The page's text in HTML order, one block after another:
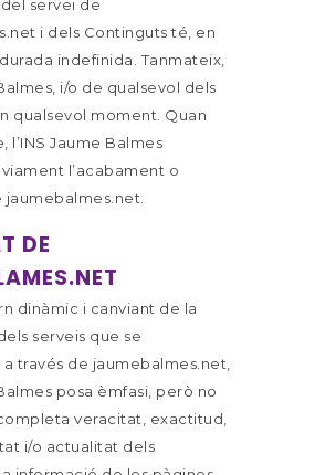
servei de
i dels Continguts té, en
indefinida. Tanmateix,
i/o de qualsevol dels
qualsevol moment. Quan
l’INS Jaume Balmes
l’acabament o
jaumebalmes.net.
DE
dinàmic i canviant de la
serveis que se
través de jaumebalmes.net,
posa èmfasi, però no
veracitat, exactitud,
i/o actualitat dels